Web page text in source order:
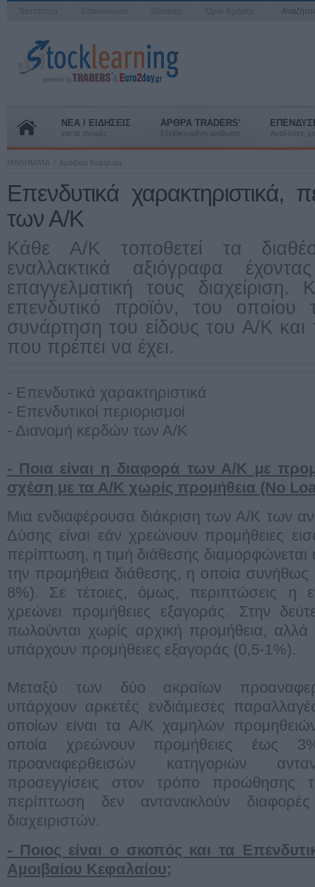
ΝΕΑ / ΕΙΔΗΣΕΙΣ
για τις αγορές
ΑΡΘΡΑ TRADERS'
Εξειδικευμένη ανάλυση Αναλύσεις
ΜΑΘΗΜΑΤΑ Αμοιβαία Κεφάλαια
Επενδυτικά χαρακτηριστικά,
των Α/Κ
Κάθε Α/Κ τοποθετεί τα
εναλλακτικά αξιόγραφα
επαγγελματική τους
επενδυτικό προϊόν, του οποίου
συνάρτηση του είδους του Α/Κ και
που πρέπει να έχει.
- Επενδυτικά χαρακτηριστικά
- Επενδυτικοί περιορισμοί
- Διανομή κερδών των Α/Κ
- Ποια είναι η διαφορά των Α/Κ με
σχέση με τα Α/Κ χωρίς προμήθεια (No
Μια ενδιαφέρουσα διάκριση των Α/Κ των
Δύσης είναι εάν χρεώνουν προμήθειες
περίπτωση, η τιμή διάθεσης
την προμήθεια διάθεσης, η οποία συνήθως
8%). Σε τέτοιες, όμως, περιπτώσεις η
χρεώνει προμήθειες εξαγοράς. Στην
πωλούνται χωρίς αρχική προμήθεια, αλλά
υπάρχουν προμήθειες εξαγοράς (0,5-1%).
Μεταξύ των δύο ακραίων
υπάρχουν αρκετές ενδιάμεσες
οποίων είναι τα Α/Κ χαμηλών
οποία χρεώνουν προμήθειες έως
προαναφερθεισών κατηγοριών
προσεγγίσεις στον τρόπο
περίπτωση δεν αντανακλούν
διαχειριστών.
- Ποιος είναι ο σκοπός και τα
Αµοιβαίου Κεφαλαίου;